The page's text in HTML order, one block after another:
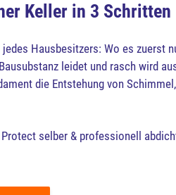
Keller in 3 Schritten
Hausbesitzers: Wo es zuerst
leidet und rasch wird
die Entstehung von
selber & professionell